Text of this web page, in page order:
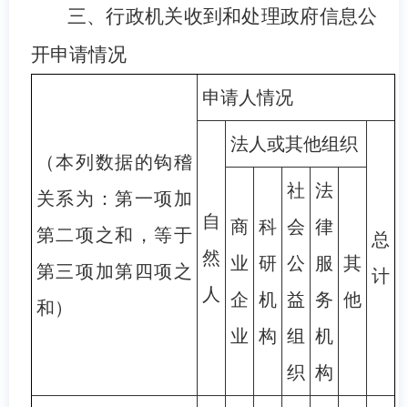
三、行政机关收到和处理政府信息公
开申请情况
（本列数据的钩稽
关系为：第一项加
第二项之和，等于
第三项加第四项之
和）
申请人情况
自
然
人
法人或其他组织
总
计
商
业
企
业
科
研
机
构
社
会
公
益
组
织
法
律
服
务
机
构
其
他